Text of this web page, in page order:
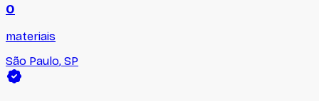
0
materiais
São Paulo, SP